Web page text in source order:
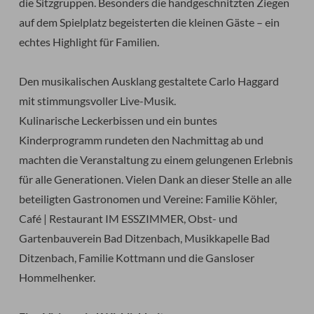
auf dem Spielplatz begeisterten die kleinen Gäste – ein
echtes Highlight für Familien.
Den musikalischen Ausklang gestaltete Carlo Haggard
mit stimmungsvoller Live-Musik.
Kulinarische Leckerbissen und ein buntes
Kinderprogramm rundeten den Nachmittag ab und
machten die Veranstaltung zu einem gelungenen Erlebnis
für alle Generationen. Vielen Dank an dieser Stelle an alle
beteiligten Gastronomen und Vereine: Familie Köhler,
Café | Restaurant IM ESSZIMMER, Obst- und
Gartenbauverein Bad Ditzenbach, Musikkapelle Bad
Ditzenbach, Familie Kottmann und die Gansloser
Hommelhenker.